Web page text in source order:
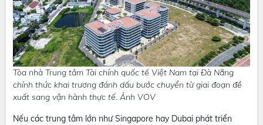
Tòa nhà Trung tâm Tài chính quốc tế Việt Nam tại Đà Nẵng
chính thức khai trương đánh dấu bước chuyển từ giai đoạn đề
xuất sang vận hành thực tế. Ảnh VOV
Nếu các trung tâm lớn như Singapore hay Dubai phát triển